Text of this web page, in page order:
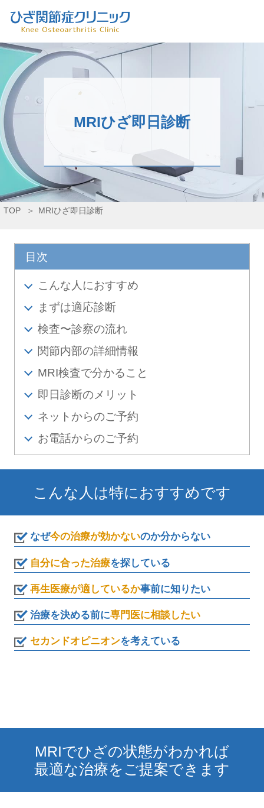
MRIひざ即日診断
TOP MRIひざ即日診断
目次
こんな人におすすめ
まずは適応診断
検査〜診察の流れ
関節内部の詳細情報
MRI検査で分かること
即日診断のメリット
ネットからのご予約
お電話からのご予約
こんな人は特におすすめです
なぜ今の治療が効かないのか分からない
自分に合った治療を探している
再生医療が適しているか事前に知りたい
治療を決める前に専門医に相談したい
セカンドオピニオンを考えている
MRIでひざの状態がわかれば
最適な治療をご提案できます